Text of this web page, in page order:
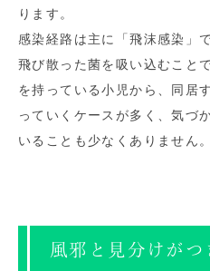
ります。
感染経路は主に「飛沫感染」
飛び散った菌を吸い込むこと
を持っている小児から、同居
っていくケースが多く、気づ
いることも少なくありません。
風邪と見分けがつ